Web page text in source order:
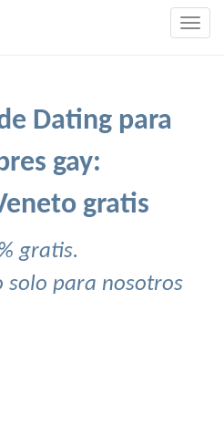
Dating para
gay:
gratis
gratis.
solo para nosotros